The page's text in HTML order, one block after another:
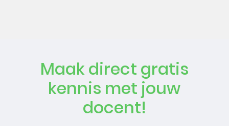
Maak direct gratis
kennis met jouw
docent!